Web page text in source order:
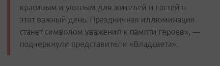
красивым и уютным для жителей и гостей в
этот важный день. Праздничная иллюминация
станет символом уважения к памяти героев», —
подчеркнули представители «Владсвета».